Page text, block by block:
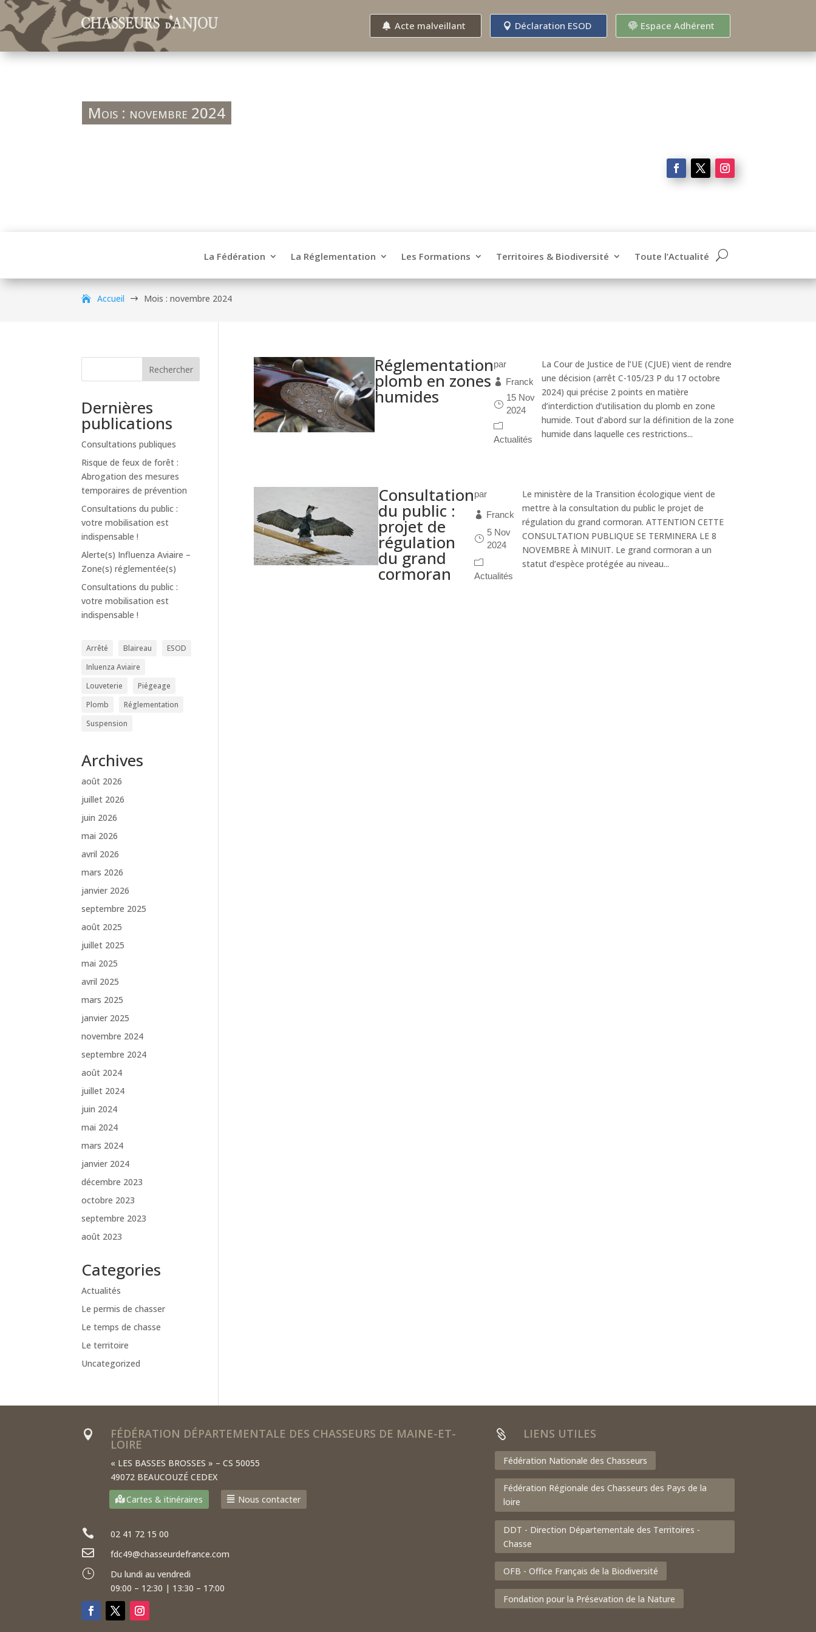
Acte malveillant Déclaration ESOD Espace Adhérent
Mois : novembre 2024
La Fédération La Réglementation Les Formations Territoires & Biodiversité Toute l’Actualité
Accueil $ Mois :novembre 2024
Réglementation
plomb en zones
humides
par
Franck
15 Nov
2024
Actualités
La Cour de Justice de l’UE (CJUE) vient de rendre
une décision (arrêt C-105/23 P du 17 octobre
2024) qui précise 2 points en matière
d’interdiction d’utilisation du plomb en zone
humide. Tout d’abord sur la définition de la zone
humide dans laquelle ces restrictions...
Consultation
du public :
projet de
régulation
du grand
cormoran
par
Franck
5 Nov
2024
Actualités
Le ministère de la Transition écologique vient de
mettre à la consultation du public le projet de
régulation du grand cormoran. ATTENTION CETTE
CONSULTATION PUBLIQUE SE TERMINERA LE 8
NOVEMBRE À MINUIT. Le grand cormoran a un
statut d’espèce protégée au niveau...
Rechercher
Dernières
publications
Consultations publiques
Risque de feux de forêt :
Abrogation des mesures
temporaires de prévention
Consultations du public :
votre mobilisation est
indispensable !
Alerte(s) Influenza Aviaire –
Zone(s) réglementée(s)
Consultations du public :
votre mobilisation est
indispensable !
Arrêté Blaireau
ESOD
Inluenza Aviaire
Louveterie
Piégeage
Plomb
Réglementation
Suspension
Archives
août 2026
juillet 2026
juin 2026
mai 2026
avril 2026
mars 2026
janvier 2026
septembre 2025
août 2025
juillet 2025
mai 2025
avril 2025
mars 2025
janvier 2025
novembre 2024
septembre 2024
août 2024
juillet 2024
juin 2024
mai 2024
mars 2024
janvier 2024
décembre 2023
octobre 2023
septembre 2023
août 2023
Categories
Actualités
Le permis de chasser
Le temps de chasse
Le territoire
Uncategorized
 FÉDÉRATION DÉPARTEMENTALE DES CHASSEURS DE MAINE-ET-
LOIRE
« LES BASSES BROSSES » – CS 50055
49072 BEAUCOUZÉ CEDEX
Cartes & itinéraires
Nous contacter
 02 41 72 15 00
 fdc49@chasseurdefrance.com
}
Du lundi au vendredi
09:00 – 12:30 | 13:30 – 17:00
 LIENS UTILES
Fédération Nationale des Chasseurs
Fédération Régionale des Chasseurs des Pays de la
loire
DDT - Direction Départementale des Territoires -
Chasse
OFB - Office Français de la Biodiversité
Fondation pour la Présevation de la Nature